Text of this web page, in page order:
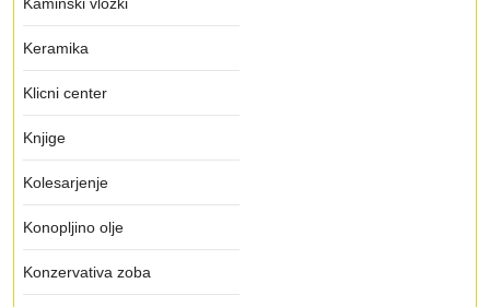
Keramika
Klicni center
Knjige
Kolesarjenje
Konopljino olje
Konzervativa zoba